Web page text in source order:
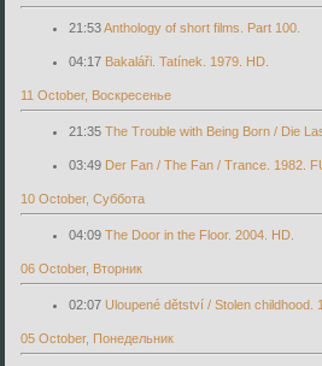
21:53Anthology of short films. Part 100.
04:17 Bakaláři. Tatínek. 1979. HD.
11 October, Воскресенье
21:35 The Trouble with Being Born / Die
03:49 Der Fan / The Fan / Trance. 1982.
10 October, Суббота
04:09 The Door in the Floor. 2004. HD.
06 October, Вторник
02:07 Uloupené dětství / Stolen childhood.
05 October, Понедельник